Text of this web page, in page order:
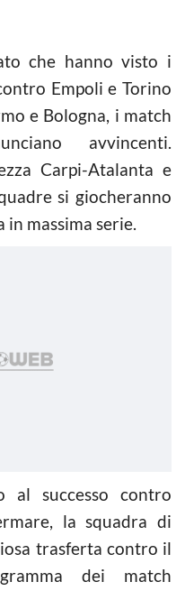
che hanno visto i
Empoli e Torino
e Bologna, i match
avvincenti.
Carpi-Atalanta e
si giocheranno
in massima serie.
successo contro
la squadra di
trasferta contro il
dei match